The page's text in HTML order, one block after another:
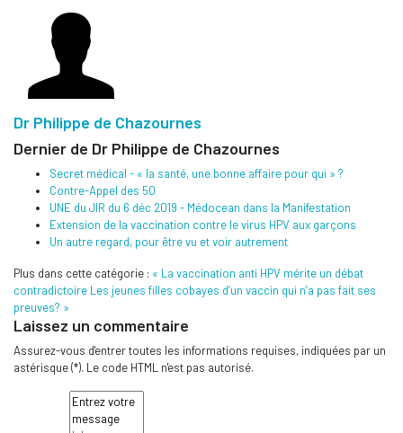
Dr Philippe de Chazournes
Dernier de Dr Philippe de Chazournes
Secret médical - « la santé, une bonne affaire pour qui » ?
Contre-Appel des 50
UNE du JIR du 6 déc 2019 - Médocean dans la Manifestation
Extension de la vaccination contre le virus HPV aux garçons
Un autre regard, pour être vu et voir autrement
Plus dans cette catégorie : « La vaccination anti HPV mérite un débat
contradictoire Les jeunes filles cobayes d’un vaccin qui n’a pas fait ses
preuves? »
Laissez un commentaire
Assurez-vous d'entrer toutes les informations requises, indiquées par un
astérisque (*). Le code HTML n'est pas autorisé.